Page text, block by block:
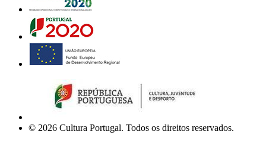
© 2026 Cultura Portugal. Todos os direitos reservados.